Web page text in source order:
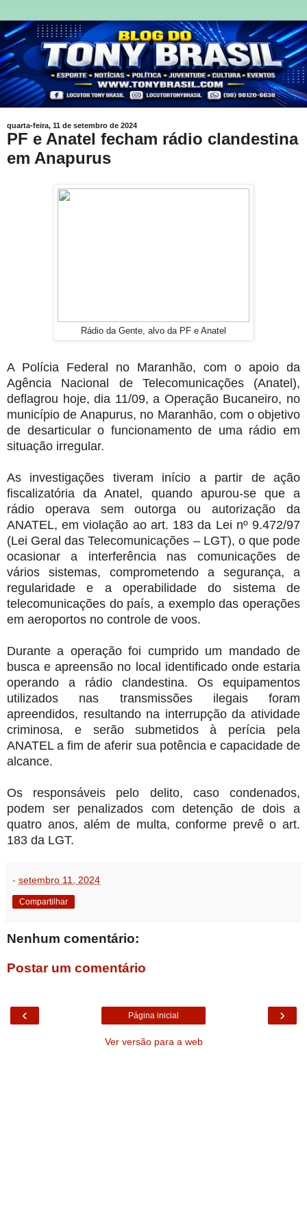
quarta-feira, 11 de setembro de 2024
PF e Anatel fecham rádio clandestina
em Anapurus
Rádio da Gente, alvo da PF e Anatel
A Polícia Federal no Maranhão, com o apoio da
Agência Nacional de Telecomunicações (Anatel),
deflagrou hoje, dia 11/09, a Operação Bucaneiro, no
município de Anapurus, no Maranhão, com o objetivo
de desarticular o funcionamento de uma rádio em
situação irregular.
As investigações tiveram início a partir de ação
fiscalizatória da Anatel, quando apurou-se que a
rádio operava sem outorga ou autorização da
ANATEL, em violação ao art. 183 da Lei nº 9.472/97
(Lei Geral das Telecomunicações – LGT), o que pode
ocasionar a interferência nas comunicações de
vários sistemas, comprometendo a segurança, a
regularidade e a operabilidade do sistema de
telecomunicações do país, a exemplo das operações
em aeroportos no controle de voos.
Durante a operação foi cumprido um mandado de
busca e apreensão no local identificado onde estaria
operando a rádio clandestina. Os equipamentos
utilizados nas transmissões ilegais foram
apreendidos, resultando na interrupção da atividade
criminosa, e serão submetidos à perícia pela
ANATEL a fim de aferir sua potência e capacidade de
alcance.
Os responsáveis pelo delito, caso condenados,
podem ser penalizados com detenção de dois a
quatro anos, além de multa, conforme prevê o art.
183 da LGT.
- setembro 11, 2024
Compartilhar
Nenhum comentário:
Postar um comentário
‹ ›
Página inicial
Ver versão para a web